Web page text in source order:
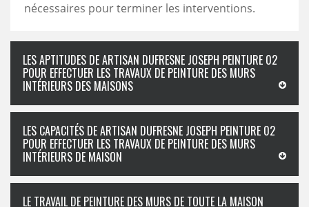
nécessaires pour terminer les interventions.
LES APTITUDES DE ARTISAN DUFRESNE JOSEPH PEINTURE 02
POUR EFFECTUER LES TRAVAUX DE PEINTURE DES MURS
INTÉRIEURS DES MAISONS
LES CAPACITÉS DE ARTISAN DUFRESNE JOSEPH PEINTURE 02
POUR EFFECTUER LES TRAVAUX DE PEINTURE DES MURS
INTÉRIEURS DE MAISON
LE TRAVAIL DE PEINTURE DES MURS DE TOUTE LA MAISON